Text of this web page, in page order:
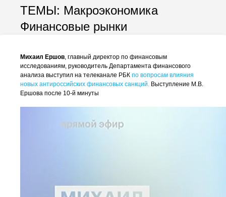
ТЕМЫ: Макроэкономика
Финансовые рынки
Михаил Ершов, главный директор по финансовым
исследованиям, руководитель Департамента финансового
анализа выступил на телеканале РБК по вопросам влияния
новых антироссийских финансовых санкций. Выступление М.В.
Ершова после 10-й минуты